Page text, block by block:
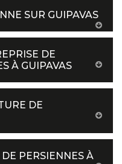
SUR GUIPAVAS
DE
À GUIPAVAS
DE
PERSIENNES À